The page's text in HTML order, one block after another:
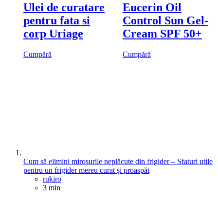
Ulei de curatare
pentru fata si
corp Uriage
Cumpără
Eucerin Oil
Control Sun Gel-
Cream SPF 50+
Cumpără
Cum să elimini mirosurile neplăcute din frigider – Sfaturi utile
pentru un frigider mereu curat și proaspăt
Posted
rukiro
3 min